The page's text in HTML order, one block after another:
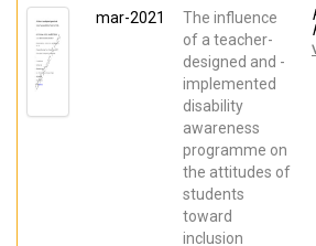
mar-2021
The influence
of a teacher-
designed and -
implemented
disability
awareness
programme on
the attitudes of
students
toward
inclusion